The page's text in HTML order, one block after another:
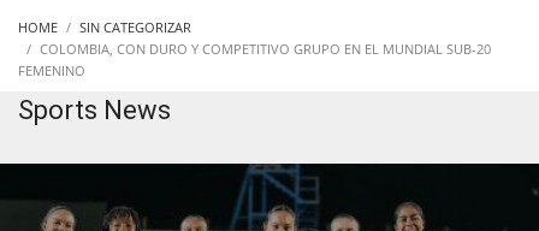
HOME
SIN CATEGORIZAR
COLOMBIA, CON DURO Y COMPETITIVO GRUPO EN EL MUNDIAL SUB-20
FEMENINO
Sports News